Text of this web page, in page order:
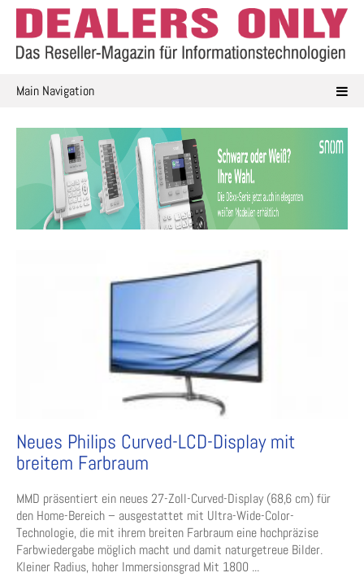
Skip
content
Main Navigation
Neues Philips Curved-LCD-Display mit
breitem Farbraum
MMD präsentiert ein neues 27-Zoll-Curved-Display (68,6 cm) für
den Home-Bereich – ausgestattet mit Ultra-Wide-Color-
Technologie, die mit ihrem breiten Farbraum eine hochpräzise
Farbwiedergabe möglich macht und damit naturgetreue Bilder.
Kleiner Radius, hoher Immersionsgrad Mit 1800 ...